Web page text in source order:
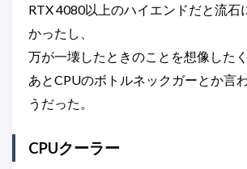
RTX 4080以上のハイエンドだと流石
かったし、
万が一壊したときのことを想像した
あとCPUのボトルネックガーとか言
うだった。
CPUクーラー